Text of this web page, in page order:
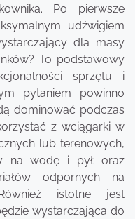
Po pierwsze
udźwigiem
dla masy
To podstawowy
sprzętu i
pytaniem powinno
dominować podczas
z wciągarki w
lub terenowych,
na wodę i pył oraz
odpornych na
istotne jest
wystarczająca do